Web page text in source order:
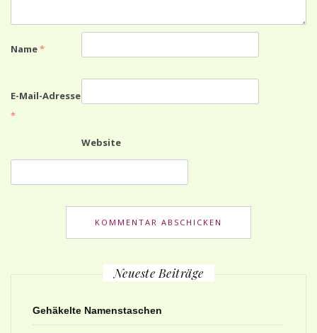
Name*
E-Mail-Adresse
*
Website
Neueste Beiträge
Gehäkelte Namenstaschen